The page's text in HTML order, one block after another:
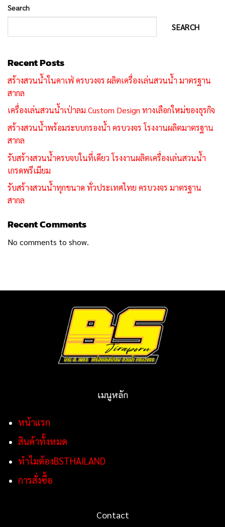
Search
SEARCH
Recent Posts
สร้างสวนน้ำในคาเฟ่ ครบวงจร ผลิตเครื่องเล่นสวนน้ำ มาตรฐาน
สากล
เครื่องเล่นสวนน้ำเป่าลม Custom Design ทางเลือกใหม่ของธุรกิจ
สร้างสวนน้ำพร้อมระบบกรองน้ำ ครบวงจร โรงงานผลิตมาตรฐาน
สากล
รับสร้างสวนน้ำครบจบในที่เดียว โรงงานผลิตเครื่องเล่นสวนน้ำ
เกรดพรีเมียม
รับสร้างสวนน้ำทุกขนาด ทั่วประเทศไทย ครบวงจร มาตรฐาน
สากล
Recent Comments
No comments to show.
เมนูหลัก
หน้าแรก
สินค้าทั้งหมด
ทำไมต้องBSTHAILAND
การสั่งซื้อ
Contact